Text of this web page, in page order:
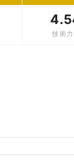
技術